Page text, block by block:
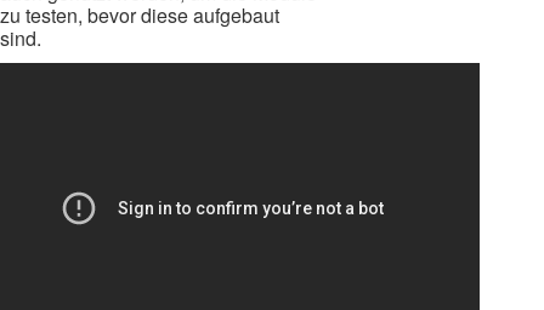
zu testen, bevor diese aufgebaut
sind.